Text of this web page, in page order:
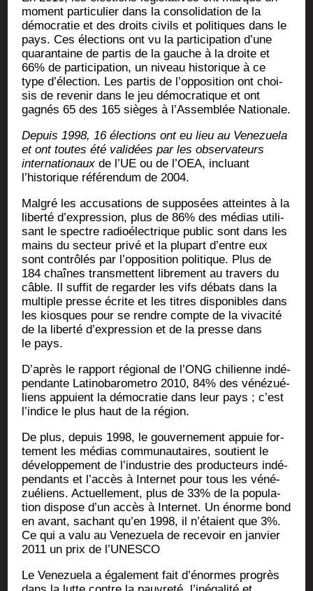
moment par­ti­cu­lier dans la conso­li­da­tion de la
démo­cra­tie et des droits civils et poli­tiques dans le
pays. Ces élec­tions ont vu la par­ti­ci­pa­tion d’une
qua­ran­taine de par­tis de la gauche à la droite et
66% de par­ti­ci­pa­tion, un niveau his­to­rique à ce
type d’élection. Les par­tis de l’opposition ont choi­
sis de reve­nir dans le jeu démo­cra­tique et ont
gagnés 65 des 165 sièges à l’Assemblée Nationale.
Depuis 1998, 16 élec­tions ont eu lieu au Vene­zue­la
et ont toutes été vali­dées par les obser­va­teurs
inter­na­tio­naux de l’UE ou de l’OEA, incluant
l’historique réfé­ren­dum de 2004.
Mal­gré les accu­sa­tions de sup­po­sées atteintes à la
liber­té d’expression, plus de 86% des médias uti­li­
sant le spectre radio­élec­trique public sont dans les
mains du sec­teur pri­vé et la plu­part d’entre eux
sont contrô­lés par l’opposition poli­tique. Plus de
184 chaînes trans­mettent libre­ment au tra­vers du
câble. Il suf­fit de regar­der les vifs débats dans la
mul­tiple presse écrite et les titres dis­po­nibles dans
les kiosques pour se rendre compte de la viva­ci­té
de la liber­té d’expression et de la presse dans
le pays.
D’après le rap­port régio­nal de l’ONG chi­lienne indé­
pen­dante Lati­no­ba­ro­me­tro 2010, 84% des véné­zué­
liens appuient la démo­cra­tie dans leur pays ; c’est
l’indice le plus haut de la région.
De plus, depuis 1998, le gou­ver­ne­ment appuie for­
te­ment les médias com­mu­nau­taires, sou­tient le
déve­lop­pe­ment de l’industrie des pro­duc­teurs indé­
pen­dants et l’accès à Inter­net pour tous les véné­
zué­liens. Actuel­le­ment, plus de 33% de la popu­la­
tion dis­pose d’un accès à Inter­net. Un énorme bond
en avant, sachant qu’en 1998, il n’étaient que 3%.
Ce qui a valu au Vene­zue­la de rece­voir en jan­vier
2011 un prix de l’UNESCO
Le Vene­zue­la a éga­le­ment fait d’énormes pro­grès